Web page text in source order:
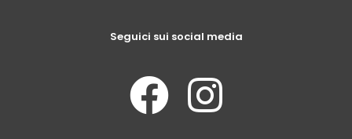
Seguici sui social media